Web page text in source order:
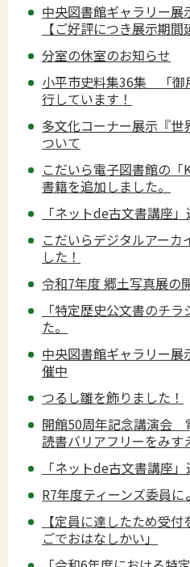
中央図書館ギャラリー展
【ご好評につき展示期間
分室の休室のお知らせ
小平市史料集36集 「御
行しています！
多文化コーナー展示『
ついて
こだいら電子図書館の
書籍を追加しました。
「ネットde古文書講座
こだいらデジタルアーカ
した！
令和7年度 郷土写真展の
「特定歴史公文書のチ
た。
中央図書館ギャラリー
催中
つるし雛を飾りました！
開館50周年記念講演会
読書バリアフリーをみす
「ネットde古文書講座
R7年度ティーンズ委員に
【定員に達したため受
ごでおはなしかい」